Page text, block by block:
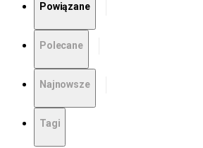
Powiązane
Polecane
Najnowsze
Tagi